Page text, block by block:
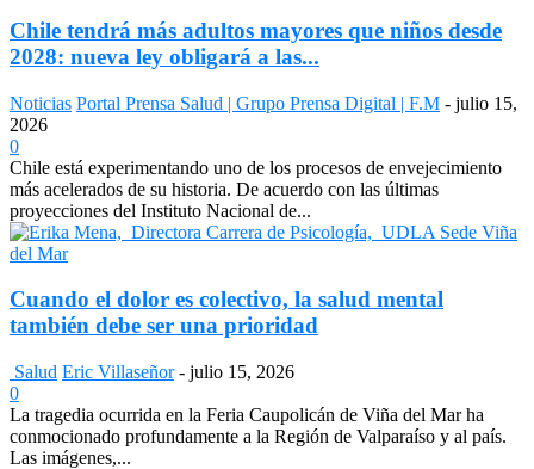
Chile tendrá más adultos mayores que niños desde
2028: nueva ley obligará a las...
Noticias Portal Prensa Salud | Grupo Prensa Digital | F.M - julio 15,
2026
0
Chile está experimentando uno de los procesos de envejecimiento
más acelerados de su historia. De acuerdo con las últimas
proyecciones del Instituto Nacional de...
Cuando el dolor es colectivo, la salud mental
también debe ser una prioridad
Salud Eric Villaseñor - julio 15, 2026
0
La tragedia ocurrida en la Feria Caupolicán de Viña del Mar ha
conmocionado profundamente a la Región de Valparaíso y al país.
Las imágenes,...